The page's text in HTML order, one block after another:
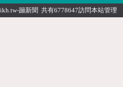
蹦新聞 共有6778647訪問本站管理